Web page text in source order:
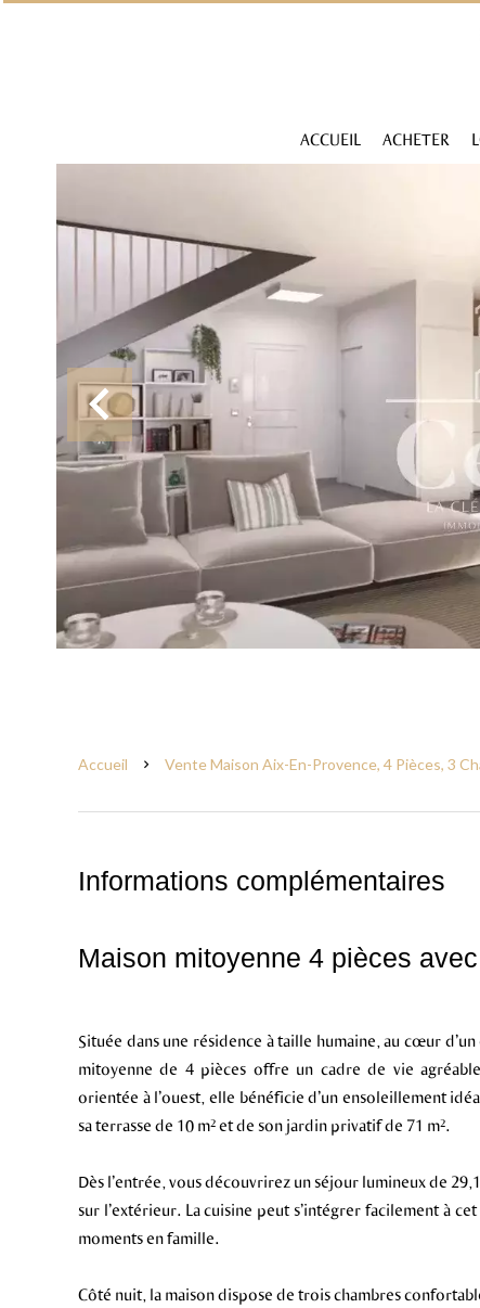
ACCUEIL ACHETER
Accueil Vente Maison Aix-En-Provence, 4 Pièces, 3
Informations complémentaires
Maison mitoyenne 4 pièces
Située dans une résidence à taille humaine, au cœur
mitoyenne de 4 pièces offre un cadre de vie
orientée à l’ouest, elle bénéficie d’un ensoleillement
sa terrasse de 10 m² et de son jardin privatif de 71 m².
Dès l’entrée, vous découvrirez un séjour lumineux de
sur l’extérieur. La cuisine peut s’intégrer facilement à
moments en famille.
Côté nuit, la maison dispose de trois chambres